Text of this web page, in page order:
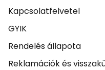
Kapcsolatfelvetel
GYIK
Rendelés állapota
Reklamációk és